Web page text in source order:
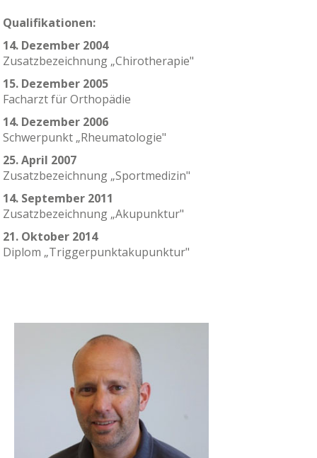
Qualifikationen:
14. Dezember 2004
Zusatzbezeichnung „Chirotherapie"
15. Dezember 2005
Facharzt für Orthopädie
14. Dezember 2006
Schwerpunkt „Rheumatologie"
25. April 2007
Zusatzbezeichnung „Sportmedizin"
14. September 2011
Zusatzbezeichnung „Akupunktur"
21. Oktober 2014
Diplom „Triggerpunktakupunktur"